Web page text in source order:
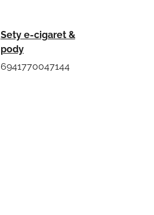
Sety e-cigaret &
pody
6941770047144